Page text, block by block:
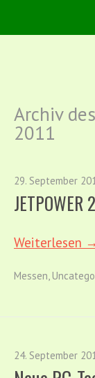
Archiv
2011
29. September
Weiterlesen →
Messen,
24. September